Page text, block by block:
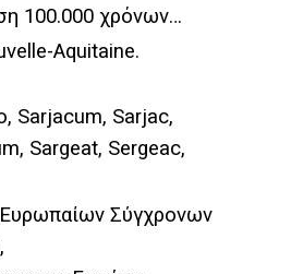
100.000 χρόνων…
Aquitaine.
Sarjacum, Sarjac,
Sargeat, Sergeac,
Σύγχρονων